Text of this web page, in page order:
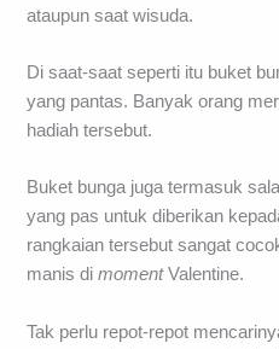
ataupun saat wisuda.
Di saat-saat seperti itu buket
yang pantas. Banyak orang
hadiah tersebut.
Buket bunga juga termasuk
yang pas untuk diberikan
rangkaian tersebut sangat
manis dimomentValentine.
Tak perlu repot-repot